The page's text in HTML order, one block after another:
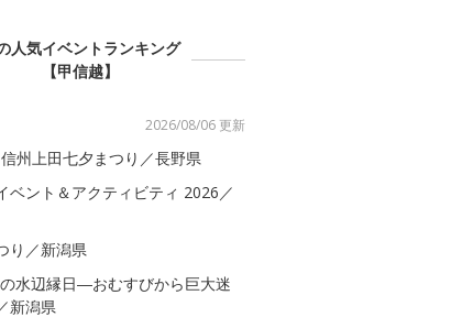
人気イベントランキング
【甲信越】
2026/08/06 更新
州上田七夕まつり／長野県
ベント＆アクティビティ 2026／
り／新潟県
水辺縁日―おむすびから巨大迷
新潟県